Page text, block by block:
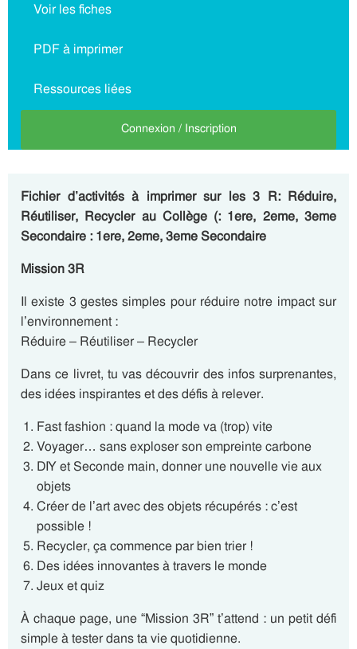
Voir les fiches
PDF à imprimer
Ressources liées
Connexion / Inscription
Fichier d’activités à imprimer sur les 3 R: Réduire,
Réutiliser, Recycler au Collège (: 1ere, 2eme, 3eme
Secondaire : 1ere, 2eme, 3eme Secondaire
Mission 3R
Il existe 3 gestes simples pour réduire notre impact sur
l’environnement :
Réduire – Réutiliser – Recycler
Dans ce livret, tu vas découvrir des infos surprenantes,
des idées inspirantes et des défis à relever.
Fast fashion : quand la mode va (trop) vite
Voyager… sans exploser son empreinte carbone
DIY et Seconde main, donner une nouvelle vie aux
objets
Créer de l’art avec des objets récupérés : c’est
possible !
Recycler, ça commence par bien trier !
Des idées innovantes à travers le monde
Jeux et quiz
À chaque page, une “Mission 3R” t’attend : un petit défi
simple à tester dans ta vie quotidienne.